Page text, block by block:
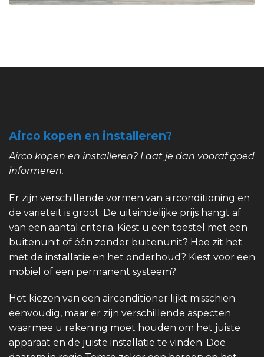
Airco kopen en installeren?
Airco kopen en installeren? Laat je dan vooraf goed
informeren.
Er zijn verschillende vormen van airconditioning en
de variëteit is groot. De uiteindelijke prijs hangt af
van een aantal criteria. Kiest u een toestel met een
buitenunit of één zonder buitenunit? Hoe zit het
met de installatie en het onderhoud? Kiest voor een
mobiel of een permanent systeem?
Het kiezen van een airconditioner lijkt misschien
eenvoudig, maar er zijn verschillende aspecten
waarmee u rekening moet houden om het juiste
apparaat en de juiste installatie te vinden. Doe